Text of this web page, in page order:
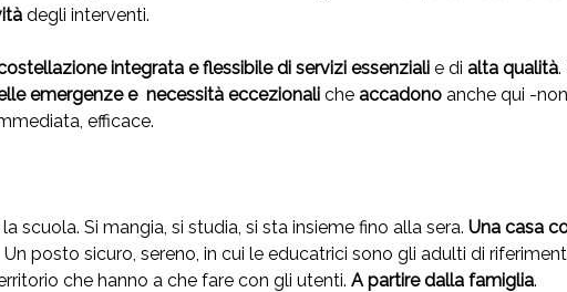
degli interventi.
integrata e flessibile di servizi essenziali e di alta qualità.
emergenze e necessità eccezionali che accadono anche qui -
efficace.
scuola. Si mangia, si studia, si sta insieme fino alla sera. Una casa
posto sicuro, sereno, in cui le educatrici sono gli adulti di
che hanno a che fare con gli utenti. A partire dalla famiglia.